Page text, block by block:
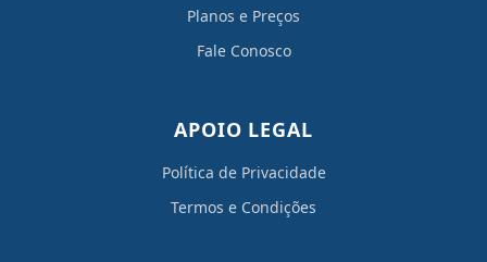
Planos e Preços
Fale Conosco
APOIO LEGAL
Política de Privacidade
Termos e Condições